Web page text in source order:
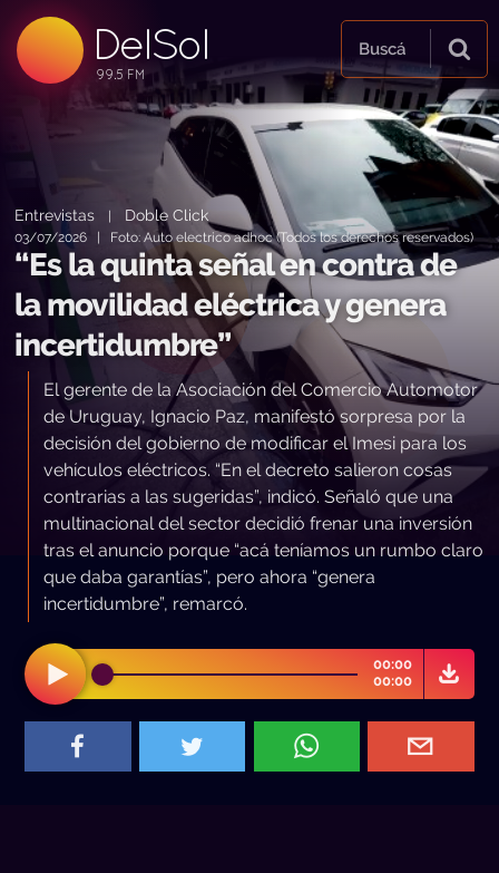
DelSol
99.5 FM
99.5 FM
99.5 FM
Buscá
Entrevistas Doble Click
03/07/2026 | Foto: Auto electrico adhoc (Todos los derechos reservados)
“Es la quinta señal en contra de
la movilidad eléctrica y genera
incertidumbre”
El gerente de la Asociación del Comercio Automotor
de Uruguay, Ignacio Paz, manifestó sorpresa por la
decisión del gobierno de modificar el Imesi para los
vehículos eléctricos. “En el decreto salieron cosas
contrarias a las sugeridas”, indicó. Señaló que una
multinacional del sector decidió frenar una inversión
tras el anuncio porque “acá teníamos un rumbo claro
que daba garantías”, pero ahora “genera
incertidumbre”, remarcó.
00:00
00:00